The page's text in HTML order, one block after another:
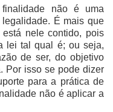
não é uma
É mais que
nele contido, pois
lei tal qual é; ou seja,
de ser, do objetivo
Por isso se pode dizer
para a prática de
não é aplicar a